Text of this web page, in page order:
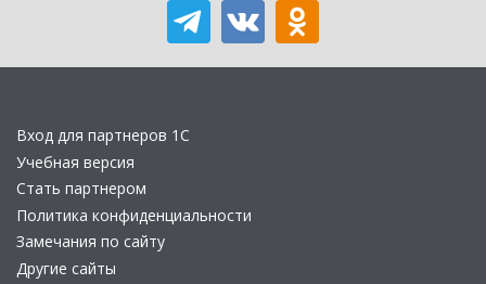
Вход для партнеров 1С
Учебная версия
Стать партнером
Политика конфиденциальности
Замечания по сайту
Другие сайты